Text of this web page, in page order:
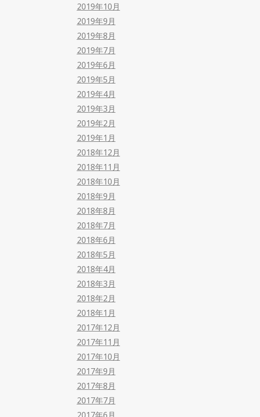
2019年10月
2019年9月
2019年8月
2019年7月
2019年6月
2019年5月
2019年4月
2019年3月
2019年2月
2019年1月
2018年12月
2018年11月
2018年10月
2018年9月
2018年8月
2018年7月
2018年6月
2018年5月
2018年4月
2018年3月
2018年2月
2018年1月
2017年12月
2017年11月
2017年10月
2017年9月
2017年8月
2017年7月
2017年6月